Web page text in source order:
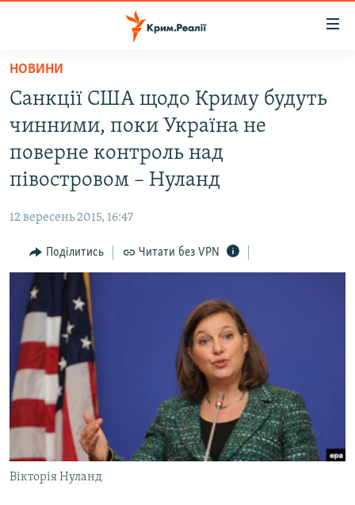
Перейти
основного
матеріалу
до
основної
Перейти
пошуку
ВОДА.КРИМ
ПОЛІТИКА
ПОГЛЯД
ІНТЕРВ'Ю
ВСЕ ЗА ДЕНЬ
СПЕЦПРОЕКТИ
ДЕПОРТАЦІЯ
ВІДЕОУРОКИ «ELIFBE»
СВІДЧЕННЯ ОКУПАЦІЇ
УКРАЇНСЬКА ПРОБЛЕМА КРИМУ
ІНФОГРАФІКА
ЯК ОБІЙТИ БЛОКУВАННЯ
Русский
Qırımtatar
ДОЛУЧАЙСЯ!
НОВИНИ
Санкції США щодо Криму будуть
чинними, поки Україна не
поверне контроль над
півостровом – Нуланд
12 вересень 2015, 16:47
Поділитись Читати без VPN
Вікторія Нуланд